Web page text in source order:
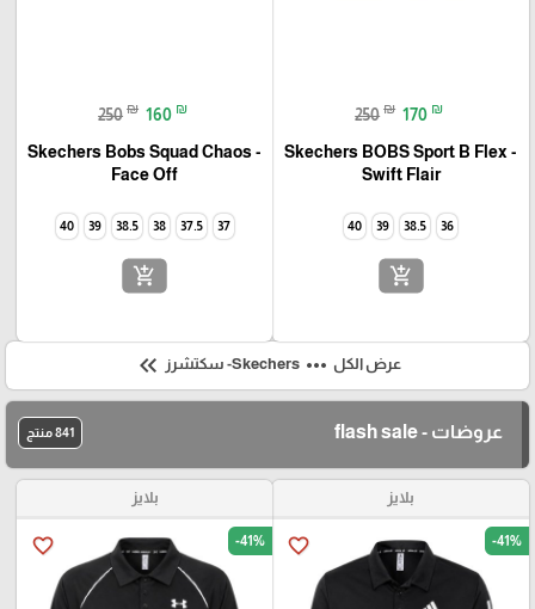
250 ₪ 170 ₪
Skechers BOBS Sport B Flex -
Swift Flair
36
38.5
39
40
add_shopping_cart
250 ₪ 160 ₪
Skechers Bobs Squad Chaos -
Face Off
37
37.5
38
38.5
39
40
add_shopping_cart
عرض الكل more_horiz
keyboard_double_arrow_left
عروضات - flash sale 841 منتج
بلايز
favorite_border -41%
بلايز
favorite_border -41%